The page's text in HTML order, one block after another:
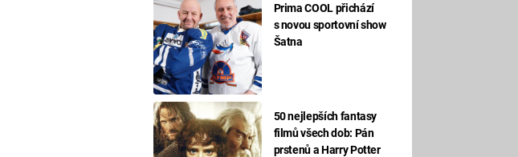
Prima COOL přichází
s novou sportovní show
Šatna
50 nejlepších fantasy
filmů všech dob: Pán
prstenů a Harry Potter